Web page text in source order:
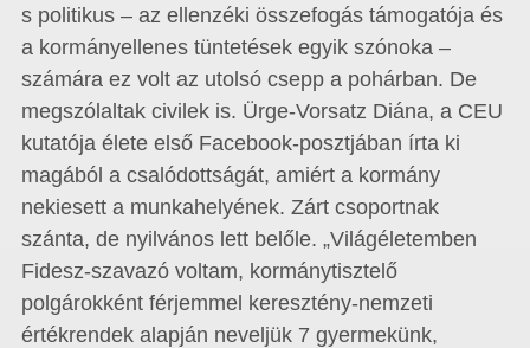
s politikus – az ellenzéki összefogás támogatója és
a kormányellenes tüntetések egyik szónoka –
számára ez volt az utolsó csepp a pohárban. De
megszólaltak civilek is. Ürge-Vorsatz Diána, a CEU
kutatója élete első Facebook-posztjában írta ki
magából a csalódottságát, amiért a kormány
nekiesett a munkahelyének. Zárt csoportnak
szánta, de nyilvános lett belőle. „Világéletemben
Fidesz-szavazó voltam, kormánytisztelő
polgárokként férjemmel keresztény-nemzeti
értékrendek alapján neveljük 7 gyermekünk,